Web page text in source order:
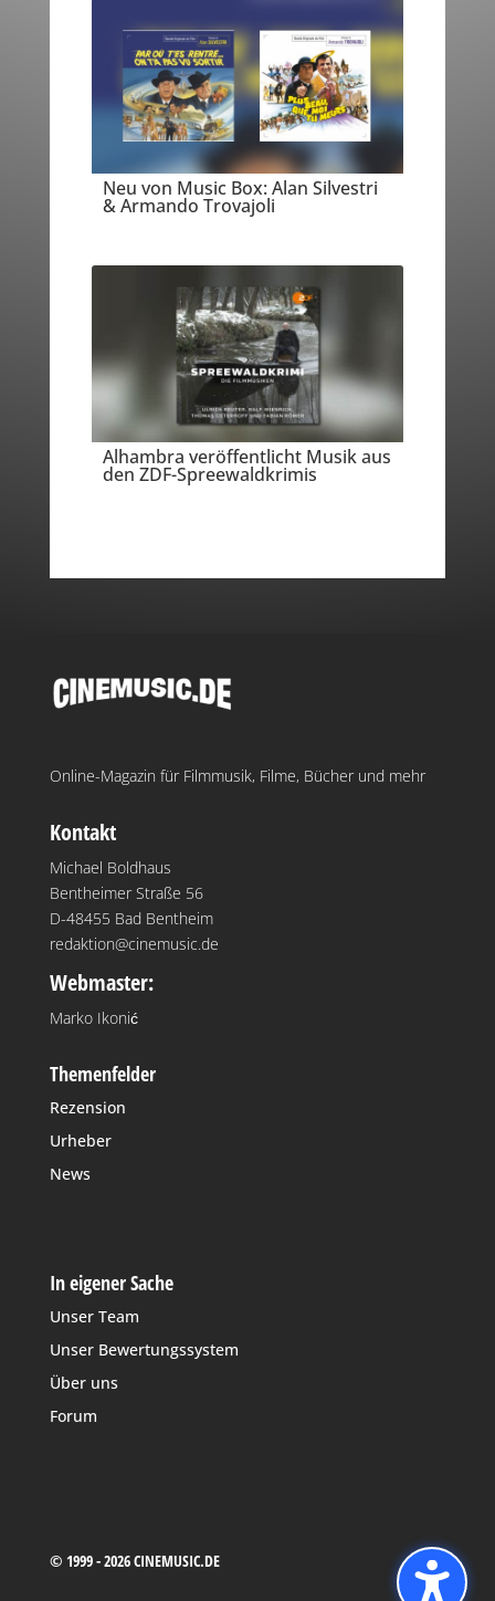
Neu von Music Box: Alan Silvestri
& Armando Trovajoli
Alhambra veröffentlicht Musik aus
den ZDF-Spreewaldkrimis
Online-Magazin für Filmmusik, Filme, Bücher und mehr
Kontakt
Michael Boldhaus
Bentheimer Straße 56
D-48455 Bad Bentheim
redaktion@cinemusic.de
Webmaster:
Marko Ikonić
Themenfelder
Rezension
Urheber
News
In eigener Sache
Unser Team
Unser Bewertungssystem
Über uns
Forum
© 1999 - 2026 CINEMUSIC.DE